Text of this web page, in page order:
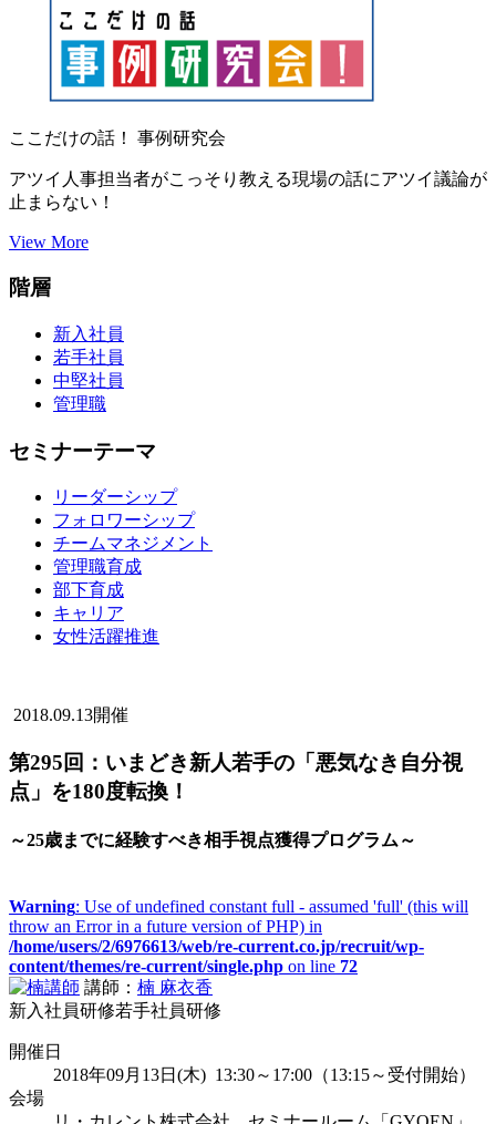
ここだけの話！ 事例研究会
アツイ人事担当者がこっそり教える現場の話にアツイ議論が
止まらない！
View More
階層
新入社員
若手社員
中堅社員
管理職
セミナーテーマ
リーダーシップ
フォロワーシップ
チームマネジメント
管理職育成
部下育成
キャリア
女性活躍推進
2018.09.13開催
第295回：いまどき新人若手の「悪気なき自分視
点」を180度転換！
～25歳までに経験すべき相手視点獲得プログラム～
Warning: Use of undefined constant full - assumed 'full' (this will
throw an Error in a future version of PHP) in
/home/users/2/6976613/web/re-current.co.jp/recruit/wp-
content/themes/re-current/single.php on line 72
講師： 楠 麻衣香
新入社員研修若手社員研修
開催日
2018年09月13日(木) 13:30～17:00（13:15～受付開始）
会場